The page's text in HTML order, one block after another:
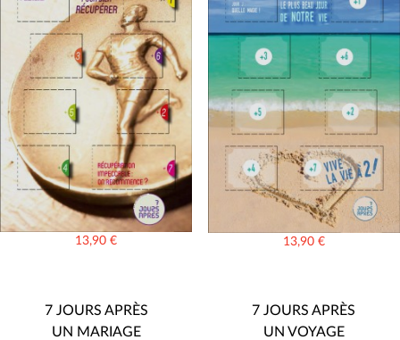
13,90€ 13,90 €
7 JOURS APRÈS
UN MARIAGE
7 JOURS APRÈS
UN VOYAGE